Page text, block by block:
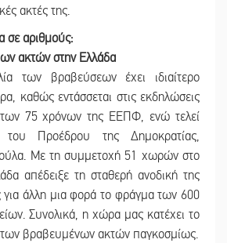
ακτές της.
σε αριθμούς:
ακτών στην Ελλάδα
των βραβεύσεων έχει ιδιαίτερο
καθώς εντάσσεται στις εκδηλώσεις
των 75 χρόνων της ΕΕΠΦ, ενώ τελεί
Προέδρου της Δημοκρατίας,
Με τη συμμετοχή 51 χωρών στο
απέδειξε τη σταθερή ανοδική της
για άλλη μια φορά το φράγμα των 600
Συνολικά, η χώρα μας κατέχει το
βραβευμένων ακτών παγκοσμίως.